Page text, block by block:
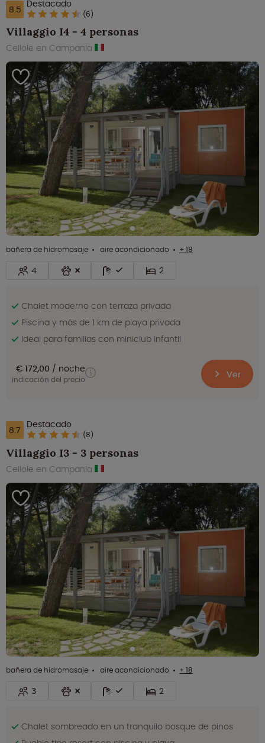
8.5 Destacado
(6)
Villaggio I4 - 4 personas
Cellole en Campania
bañera de hidromasaje aire acondicionado + 18
4 2
Chalet moderno con terraza privada
Piscina y más de 1 km de playa privada
Ideal para familias con miniclub infantil
€ 172,00 noche
indicación del precio Ver
8.7 Destacado
(8)
Villaggio I3 - 3 personas
Cellole en Campania
bañera de hidromasaje aire acondicionado + 18
3 2
Chalet sombreado en un tranquilo bosque de pinos